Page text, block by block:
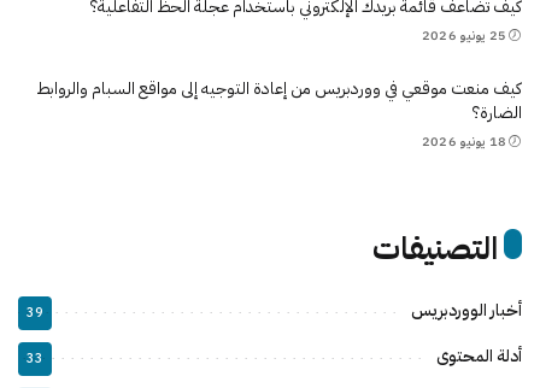
كيف تضاعف قائمة بريدك الإلكتروني باستخدام عجلة الحظ التفاعلية؟
25 يونيو 2026
كيف منعت موقعي في ووردبريس من إعادة التوجيه إلى مواقع السبام والروابط
الضارة؟
18 يونيو 2026
التصنيفات
أخبار الووردبريس 39
أدلة المحتوى 33